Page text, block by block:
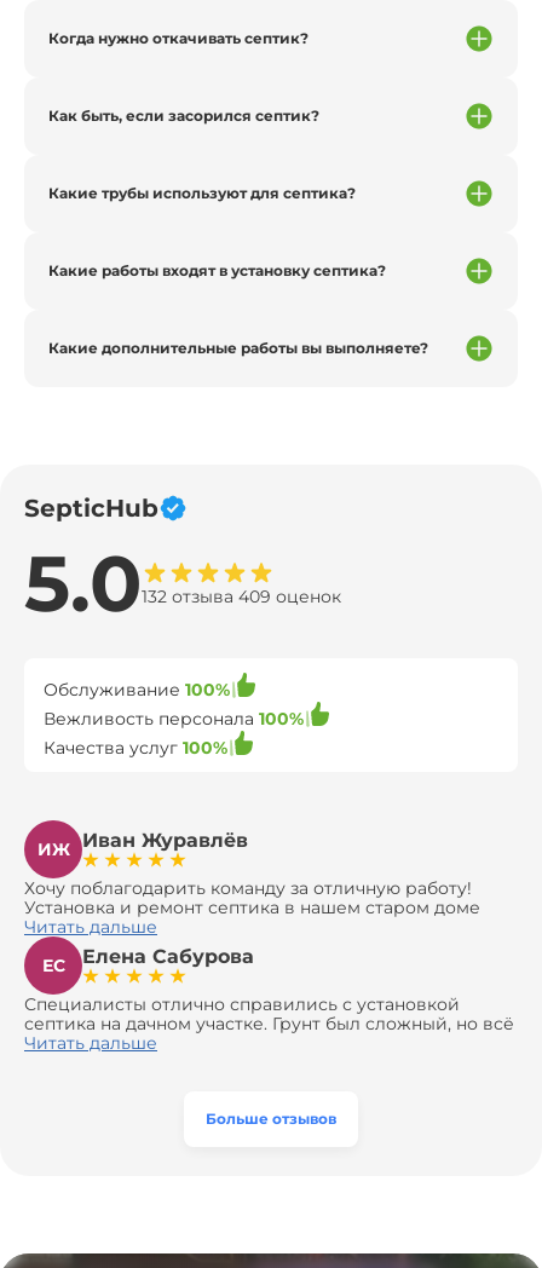
Когда нужно откачивать септик?
Как быть, если засорился септик?
Какие трубы используют для септика?
Какие работы входят в установку септика?
Какие дополнительные работы вы выполняете?
SepticHub
5.0132 отзыва 409 оценок
Обслуживание 100%
Вежливость персонала 100%
Качества услуг 100%
ИЖ Иван Журавлёв
Хочу поблагодарить команду за отличную работу!
Установка и ремонт септика в нашем старом доме
оказались сложной задачей, но ребята справились на
все 100%. Всё сделали аккуратно и профессионально.
Давали полезные рекомендации, не пытались
навязать ничего лишнего, помогли с выбором и
доставкой материалов, что позволило нам
сэкономить. Выполнили монтаж и демонтаж
оборудования, заменили трубы, обновили
эту компанию всем, кто ищет надёжных
Читать дальше
ЕС
Елена Сабурова
Специалисты отлично справились с установкой
септика на дачном участке. Грунт был сложный, но всё
сделали быстро и аккуратно. Помогли выбрать
Читать дальше
Больше отзывов